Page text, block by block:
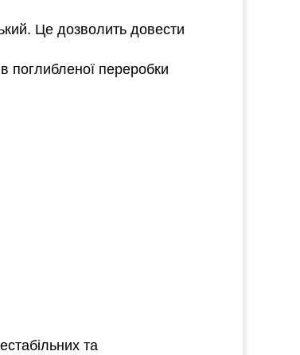
Це дозволить довести
поглибленої переробки
та